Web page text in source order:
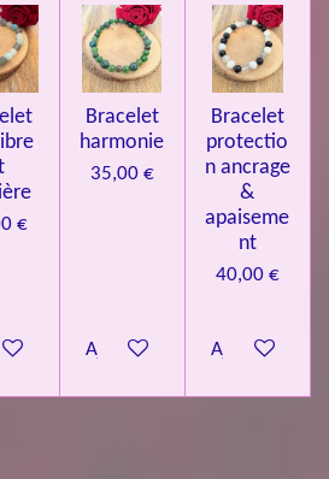
€
au panier
Bracelet
harmonie
35,00 €
Ajouter au panier
Bracelet
protectio
n ancrage
&
apaiseme
nt
40,00 €
Ajouter au